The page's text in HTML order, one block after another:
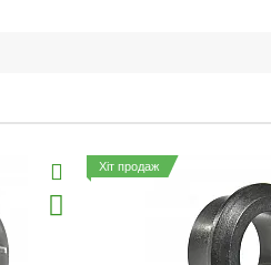
Хіт продаж